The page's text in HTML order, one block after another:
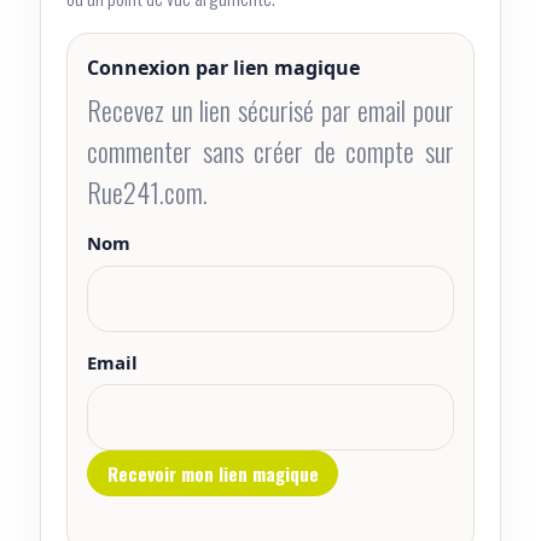
Connexion par lien magique
Recevez un lien sécurisé par email pour
commenter sans créer de compte sur
Rue241.com.
Nom
Email